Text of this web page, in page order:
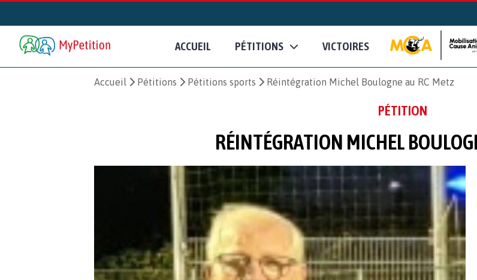
ACCUEIL PÉTITIONS VICTOIRES
Accueil Pétitions Pétitions sports Réintégration Michel Boulogne au RC Metz
PÉTITION
RÉINTÉGRATION MICHEL